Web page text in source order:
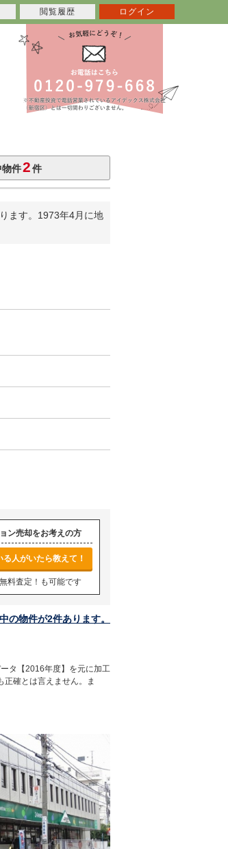
物件2件
ます。1973年4月に地
ン売却をお考えの方
る人がいたら教えて！
料査定！も可能です
の物件が2件あります。
タ【2016年度】を元に加工
確とは言えません。ま
閲覧履歴 ログイン